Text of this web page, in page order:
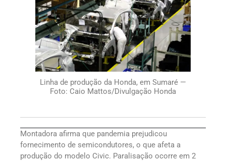
Linha de produção da Honda, em Sumaré —
Foto: Caio Mattos/Divulgação Honda
Montadora afirma que pandemia prejudicou
fornecimento de semicondutores, o que afeta a
produção do modelo Civic. Paralisação ocorre em 2